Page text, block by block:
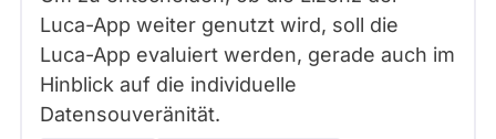
Luca-App weiter genutzt wird, soll die
Luca-App evaluiert werden, gerade auch im
Hinblick auf die individuelle
Datensouveränität.